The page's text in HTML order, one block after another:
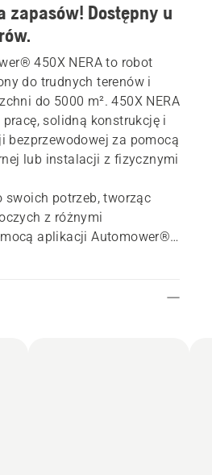
zapasów! Dostępny u
450X NERA to robot
do trudnych terenów i
do 5000 m². 450X NERA
solidną konstrukcję i
bezprzewodowej za pomocą
lub instalacji z fizycznymi
swoich potrzeb, tworząc
z różnymi
aplikacji Automower®
lub obszary projektów